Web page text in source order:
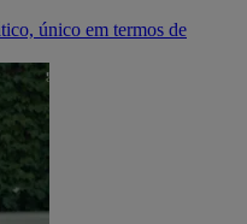
único em termos de